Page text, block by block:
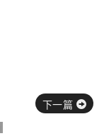
下一篇